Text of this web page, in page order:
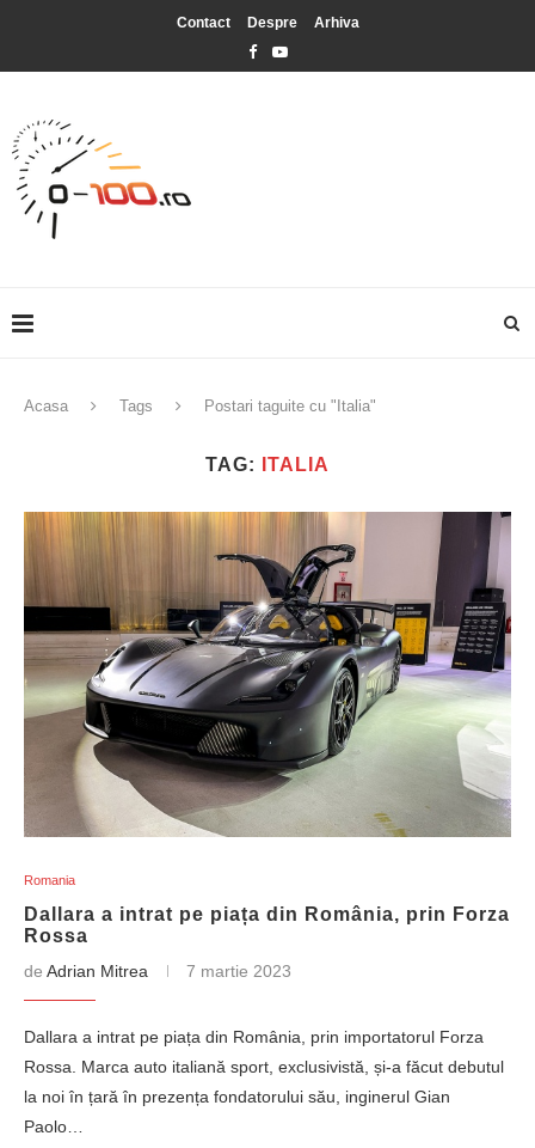
Contact Despre Arhiva
Acasa Tags Postari taguite cu "Italia"
TAG: ITALIA
Romania
Dallara a intrat pe piața din România, prin Forza
Rossa
de Adrian Mitrea 7 martie 2023
Dallara a intrat pe piața din România, prin importatorul Forza
Rossa. Marca auto italiană sport, exclusivistă, și-a făcut debutul
la noi în țară în prezența fondatorului său, inginerul Gian
Paolo…